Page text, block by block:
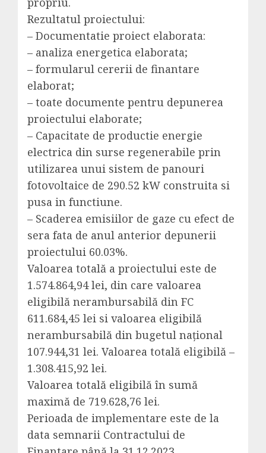
Rezultatul proiectului:
– Documentatie proiect elaborata:
– analiza energetica elaborata;
– formularul cererii de finantare
elaborat;
– toate documente pentru depunerea
proiectului elaborate;
– Capacitate de productie energie
electrica din surse regenerabile prin
utilizarea unui sistem de panouri
fotovoltaice de 290.52 kW construita si
pusa in functiune.
– Scaderea emisiilor de gaze cu efect de
sera fata de anul anterior depunerii
proiectului 60.03%.
Valoarea totală a proiectului este de
1.574.864,94 lei, din care valoarea
eligibilă nerambursabilă din FC
611.684,45 lei si valoarea eligibilă
nerambursabilă din bugetul naţional
107.944,31 lei. Valoarea totală eligibilă –
1.308.415,92 lei.
Valoarea totală eligibilă în sumă
maximă de 719.628,76 lei.
Perioada de implementare este de la
data semnarii Contractului de